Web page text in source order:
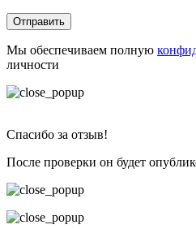
Отправить
Мы обеспечиваем полную
личности
Спасибо за отзыв!
После проверки он будет